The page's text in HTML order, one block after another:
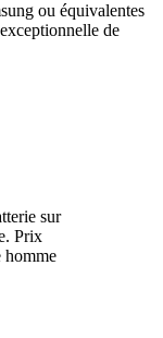
ou équivalentes
de
sur
Prix
homme